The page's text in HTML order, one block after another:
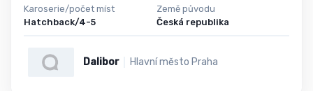
Karoserie/počet míst
Hatchback/4-5
Země původu
Česká republika
Dalibor Hlavní město Praha